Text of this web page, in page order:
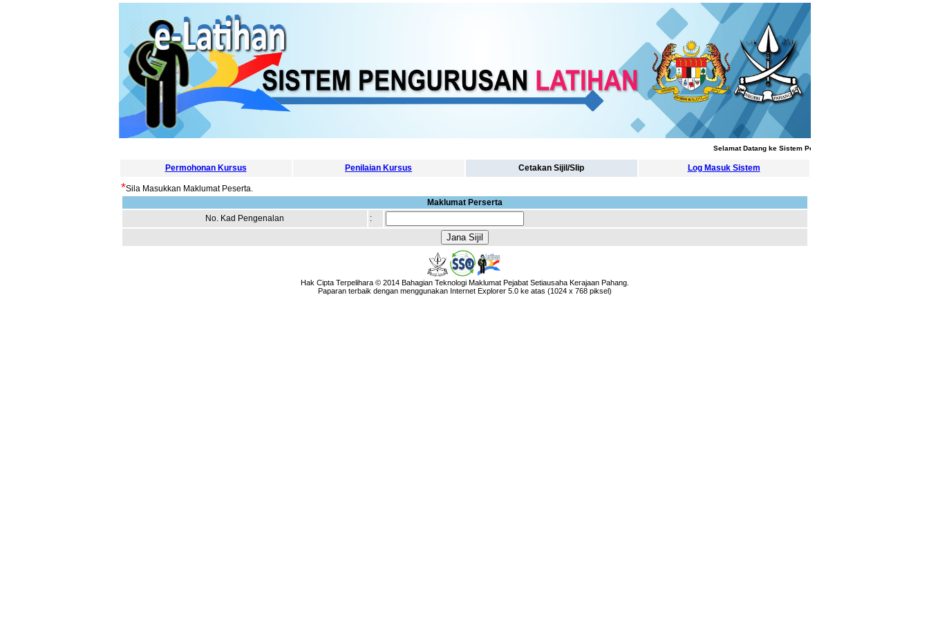
Selamat Datang ke Sistem Pengurusan Latihan
Permohonan Kursus Penilaian Kursus Cetakan Sijil/Slip Log Masuk Sistem
*Sila Masukkan Maklumat Peserta.
Maklumat Perserta
No. Kad Pengenalan
:
Hak Cipta Terpelihara © 2014 Bahagian Teknologi Maklumat Pejabat Setiausaha Kerajaan Pahang.
Paparan terbaik dengan menggunakan Internet Explorer 5.0 ke atas (1024 x 768 piksel)